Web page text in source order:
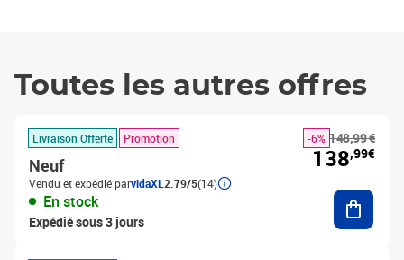
Toutes les autres offres
Livraison Offerte Promotion
Neuf
Vendu et expédié parvidaXL 2.79/5(14)
En stock
Expédié sous 3 jours
148,99 €
-6%
138,99€